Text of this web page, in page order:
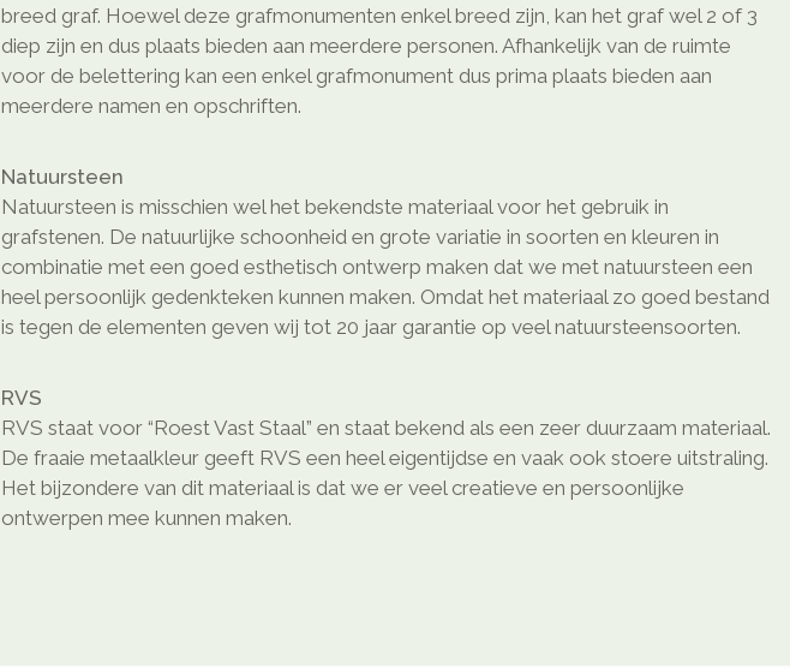
breed graf. Hoewel deze grafmonumenten enkel breed zijn, kan het graf wel 2 of 3
diep zijn en dus plaats bieden aan meerdere personen. Afhankelijk van de ruimte
voor de belettering kan een enkel grafmonument dus prima plaats bieden aan
meerdere namen en opschriften.
Natuursteen
Natuursteen is misschien wel het bekendste materiaal voor het gebruik in
grafstenen. De natuurlijke schoonheid en grote variatie in soorten en kleuren in
combinatie met een goed esthetisch ontwerp maken dat we met natuursteen een
heel persoonlijk gedenkteken kunnen maken. Omdat het materiaal zo goed bestand
is tegen de elementen geven wij tot 20 jaar garantie op veel natuursteensoorten.
RVS
RVS staat voor “Roest Vast Staal” en staat bekend als een zeer duurzaam materiaal.
De fraaie metaalkleur geeft RVS een heel eigentijdse en vaak ook stoere uitstraling.
Het bijzondere van dit materiaal is dat we er veel creatieve en persoonlijke
ontwerpen mee kunnen maken.